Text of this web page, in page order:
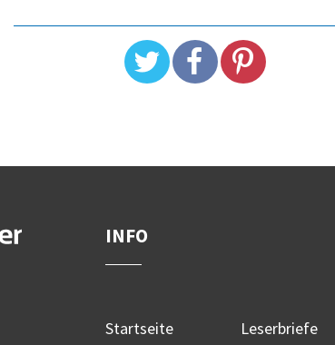
INFO
Startseite Leserbriefe